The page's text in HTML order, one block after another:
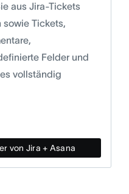
aus Jira-Tickets
Tickets,
Felder und
vollständig
von Jira + Asana